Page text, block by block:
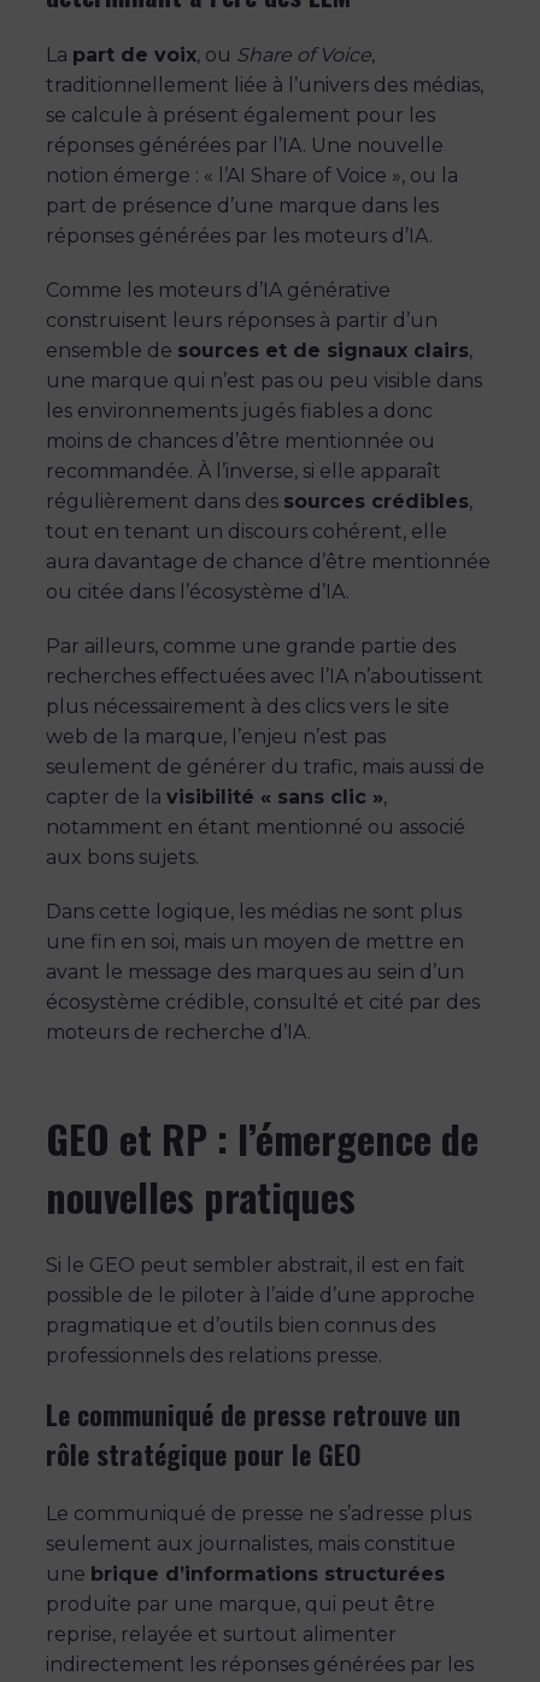
La part de voix, ou Share of Voice,
traditionnellement liée à l’univers des médias,
se calcule à présent également pour les
réponses générées par l’IA. Une nouvelle
notion émerge : « l’AI Share of Voice », ou la
part de présence d’une marque dans les
réponses générées par les moteurs d’IA.
Comme les moteurs d’IA générative
construisent leurs réponses à partir d’un
ensemble de sources et de signaux clairs,
une marque qui n’est pas ou peu visible dans
les environnements jugés fiables a donc
moins de chances d’être mentionnée ou
recommandée. À l’inverse, si elle apparaît
régulièrement dans des sources crédibles,
tout en tenant un discours cohérent, elle
aura davantage de chance d’être mentionnée
ou citée dans l’écosystème d’IA.
Par ailleurs, comme une grande partie des
recherches effectuées avec l’IA n’aboutissent
plus nécessairement à des clics vers le site
web de la marque, l’enjeu n’est pas
seulement de générer du trafic, mais aussi de
capter de lavisibilité « sans clic »,
notamment en étant mentionné ou associé
aux bons sujets.
Dans cette logique, les médias ne sont plus
une fin en soi, mais un moyen de mettre en
avant le message des marques au sein d’un
écosystème crédible, consulté et cité par des
moteurs de recherche d’IA.
GEO et RP : l’émergence de
nouvelles pratiques
Si le GEO peut sembler abstrait, il est en fait
possible de le piloter à l’aide d’une approche
pragmatique et d’outils bien connus des
professionnels des relations presse.
Le communiqué de presse retrouve un
rôle stratégique pour le GEO
Le communiqué de presse ne s’adresse plus
seulement aux journalistes, mais constitue
une brique d’informations structurées
produite par une marque, qui peut être
reprise, relayée et surtout alimenter
indirectement les réponses générées par les